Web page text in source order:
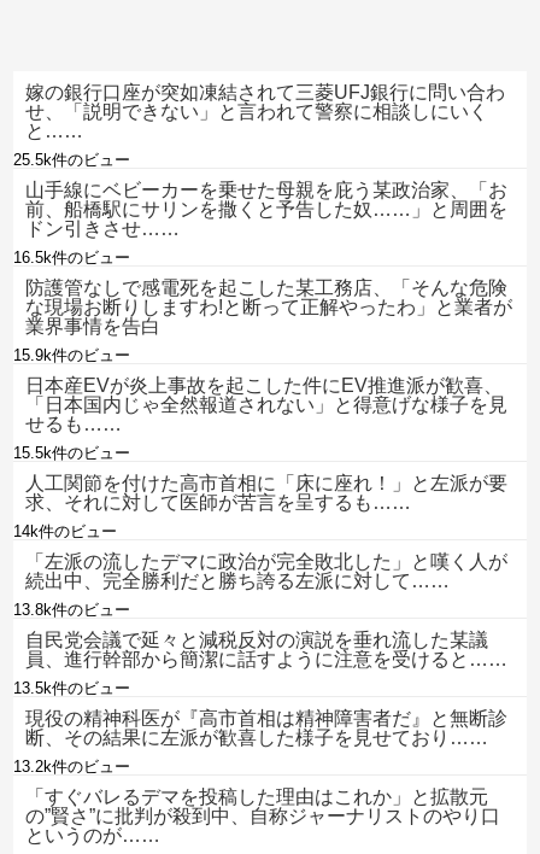
嫁の銀行口座が突如凍結されて三菱UFJ銀行に問い合わ
せ、「説明できない」と言われて警察に相談しにいく
と……
25.5k件のビュー
山手線にベビーカーを乗せた母親を庇う某政治家、「お
前、船橋駅にサリンを撒くと予告した奴……」と周囲を
ドン引きさせ……
16.5k件のビュー
防護管なしで感電死を起こした某工務店、「そんな危険
な現場お断りしますわ!と断って正解やったわ」と業者が
業界事情を告白
15.9k件のビュー
日本産EVが炎上事故を起こした件にEV推進派が歓喜、
「日本国内じゃ全然報道されない」と得意げな様子を見
せるも……
15.5k件のビュー
人工関節を付けた高市首相に「床に座れ！」と左派が要
求、それに対して医師が苦言を呈するも……
14k件のビュー
「左派の流したデマに政治が完全敗北した」と嘆く人が
続出中、完全勝利だと勝ち誇る左派に対して……
13.8k件のビュー
自民党会議で延々と減税反対の演説を垂れ流した某議
員、進行幹部から簡潔に話すように注意を受けると……
13.5k件のビュー
現役の精神科医が『高市首相は精神障害者だ』と無断診
断、その結果に左派が歓喜した様子を見せており……
13.2k件のビュー
「すぐバレるデマを投稿した理由はこれか」と拡散元
の”賢さ”に批判が殺到中、自称ジャーナリストのやり口
というのが……